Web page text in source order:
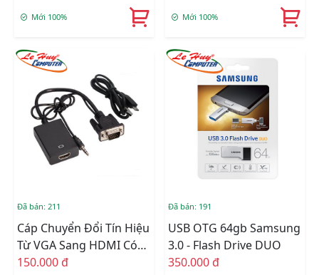
Mới 100% Mới 100%
Đã bán: 211
Cáp Chuyển Đổi Tín Hiệu
Từ VGA Sang HDMI Có
Âm Thanh + Cáp Micro
150.000 đ
Đã bán: 191
USB OTG 64gb Samsung
3.0 - Flash Drive DUO
350.000 đ